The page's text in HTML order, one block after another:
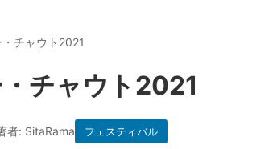
チャウト2021
チャウト2021
者: SitaRama フェスティバル